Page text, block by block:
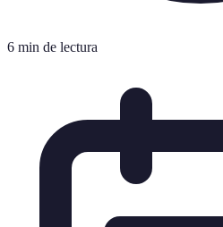
6 min de lectura